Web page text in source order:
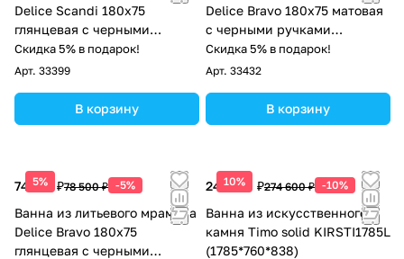
Delice Scandi 180х75
глянцевая с черными
ручками DLR330030RB-G
Скидка 5% в подарок!
Арт. 33399
В корзину
Delice Bravo 180х75 матовая
с черными ручками
DLR330038RB-M
Скидка 5% в подарок!
Арт. 33432
В корзину
5%
74 575 ₽78 500 ₽ -5%
Ванна из литьевого мрамора
Delice Bravo 180х75
глянцевая с черными
10%
247 140 ₽274 600 ₽ -10%
Ванна из искусственного
камня Timo solid KIRSTI1785L
(1785*760*838)